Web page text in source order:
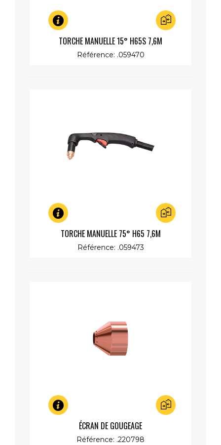
TORCHE MANUELLE 15° H65S 7,6M
Référence: .059470
TORCHE MANUELLE 75° H65 7,6M
Référence: .059473
Aperçu rapide
ÉCRAN DE GOUGEAGE
Référence: .220798